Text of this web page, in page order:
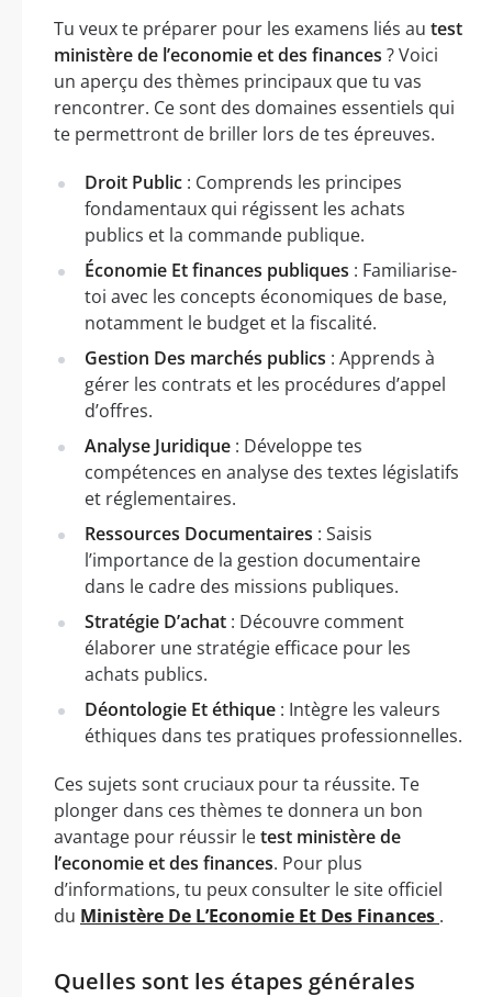
Tu veux te préparer pour les examens liés au test
ministère de l’economie et des finances ? Voici
un aperçu des thèmes principaux que tu vas
rencontrer. Ce sont des domaines essentiels qui
te permettront de briller lors de tes épreuves.
Droit Public : Comprends les principes
fondamentaux qui régissent les achats
publics et la commande publique.
Économie Et finances publiques : Familiarise-
toi avec les concepts économiques de base,
notamment le budget et la fiscalité.
Gestion Des marchés publics : Apprends à
gérer les contrats et les procédures d’appel
d’offres.
Analyse Juridique : Développe tes
compétences en analyse des textes législatifs
et réglementaires.
Ressources Documentaires : Saisis
l’importance de la gestion documentaire
dans le cadre des missions publiques.
Stratégie D’achat : Découvre comment
élaborer une stratégie efficace pour les
achats publics.
Déontologie Et éthique : Intègre les valeurs
éthiques dans tes pratiques professionnelles.
Ces sujets sont cruciaux pour ta réussite. Te
plonger dans ces thèmes te donnera un bon
avantage pour réussir letest ministère de
l’economie et des finances. Pour plus
d’informations, tu peux consulter le site officiel
du Ministère De L’Economie Et Des Finances .
Quelles sont les étapes générales